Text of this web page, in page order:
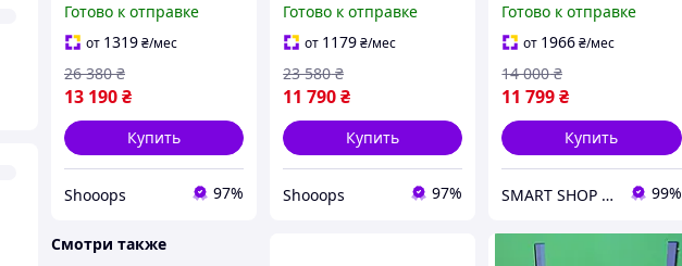
скамья для жима WCG
Defender со стойками
Bugai Pro
Готово к отправке
от 1319₴/мес
13 190₴
26 380 ₴
Купить
Shooops 97%
скамья для жима WCG
Blade со стойками
Bugai 3в1
Готово к отправке
от 1179₴/мес
11 790₴
23 580 ₴
Купить
Shooops 97%
крепкая скамья 50×50
мм, стойки с
регулировкой высоты
100 143 см
Готово к отправке
от 1966₴/мес
11 799₴
14 000 ₴
Купить
SMART SHOP l "Товари для дому та активного відпочинку" 99%
Смотри также